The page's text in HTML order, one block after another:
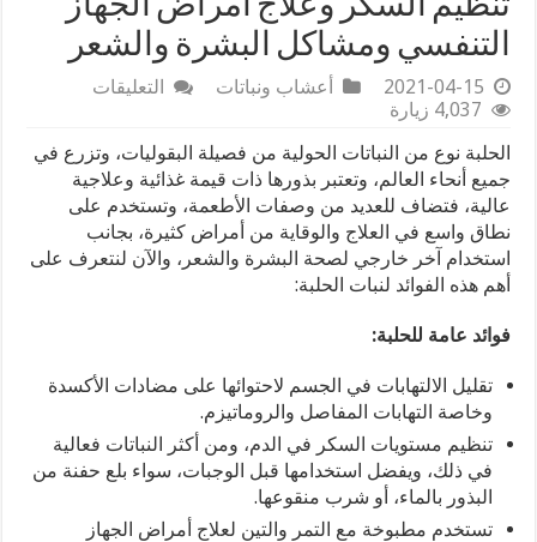
التنفسي ومشاكل البشرة والشعر
2021-04-15 أعشاب ونباتات التعليقات
الفوائد
في
الحلبة
أبرزها
تنظيم
السكر
ومشاكل
مغلقة
4,037 زيارة
الحلبة نوع من النباتات الحولية من فصيلة البقوليات، وتزرع في
جميع أنحاء العالم، وتعتبر بذورها ذات قيمة غذائية وعلاجية
عالية، فتضاف للعديد من وصفات الأطعمة، وتستخدم على
نطاق واسع في العلاج والوقاية من أمراض كثيرة، بجانب
استخدام آخر خارجي لصحة البشرة والشعر، والآن لنتعرف على
أهم هذه الفوائد لنبات الحلبة:
فوائد عامة للحلبة:
تقليل الالتهابات في الجسم لاحتوائها على مضادات الأكسدة
وخاصة التهابات المفاصل والروماتيزم.
تنظيم مستويات السكر في الدم، ومن أكثر النباتات فعالية
في ذلك، ويفضل استخدامها قبل الوجبات، سواء بلع حفنة من
البذور بالماء، أو شرب منقوعها.
تستخدم مطبوخة مع التمر والتين لعلاج أمراض الجهاز